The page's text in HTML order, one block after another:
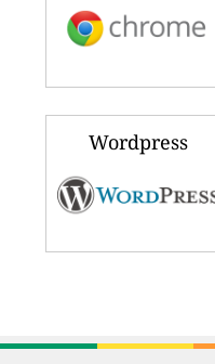
Wordpress